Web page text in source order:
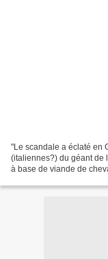
"Le scandale a éclaté en
(italiennes?) du géant de
à base de viande de